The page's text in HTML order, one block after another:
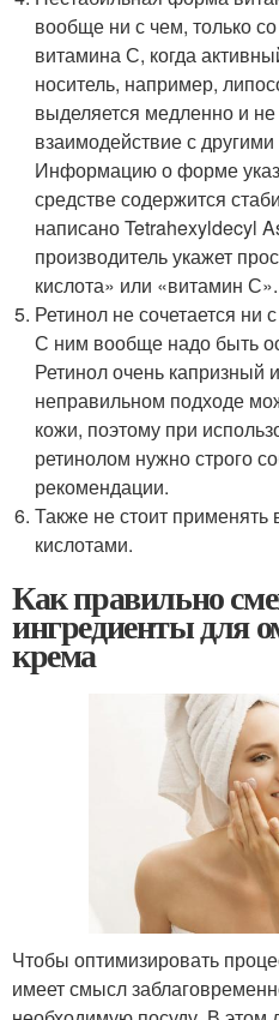
вообще ни с чем, только
витамина С, когда
носитель, например,
выделяется медленно и не
взаимодействие с
Информацию о форме
средстве содержится
написано Tetrahexyldecyl
производитель укажет
кислота» или «витамин С».
Ретинол не сочетается
С ним вообще надо быть
Ретинол очень капризный
неправильном подходе
кожи, поэтому при
ретинолом нужно строго
рекомендации.
Также не стоит
кислотами.
Как правильно
ингредиенты для
крема
Чтобы оптимизировать
имеет смысл